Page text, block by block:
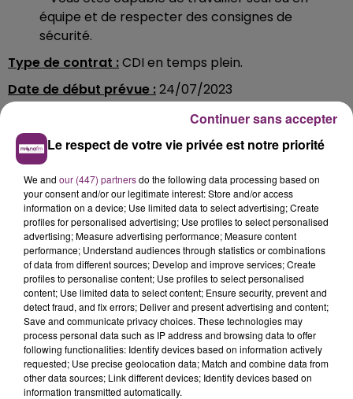
équipe et de respecter des consignes de
sécurité.
Type de contrat :CDI en temps plein.
Date de début prévue :24/07/2023
Pour plus d'informations et postuler :Rendez-vous
dès à présent sur le site
fr.indeed.com
(lien cliquable
menant directement à l'annonce).
Le respect de votre vie privée est notre priorité
We and our (447) partnersdo the following data processing based on
your consent and/or our legitimate interest: Store and/or access
information on a device; Use limited data to select advertising; Create
profiles for personalised advertising; Use profiles to select personalised
advertising; Measure advertising performance; Measure content
performance; Understand audiences through statistics or combinations
of data from different sources; Develop and improve services; Create
profiles to personalise content; Use profiles to select personalised
content; Use limited data to select content; Ensure security, prevent and
detect fraud, and fix errors; Deliver and present advertising and content;
Save and communicate privacy choices. These technologies may
process personal data such as IP address and browsing data to offer
following functionalities: Identify devices based on information actively
requested; Use precise geolocation data; Match and combine data from
other data sources; Link different devices; Identify devices based on
information transmitted automatically.
Continuer sans accepter